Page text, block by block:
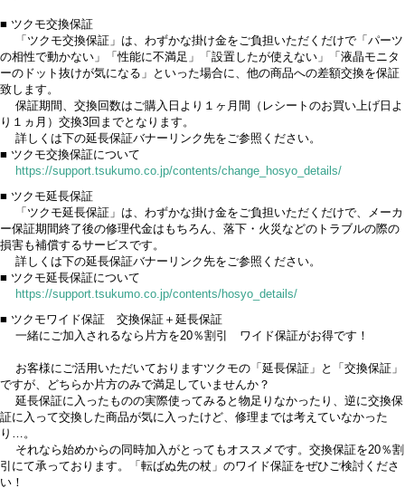
■ ツクモ交換保証
「ツクモ交換保証」は、わずかな掛け金をご負担いただくだけで「パーツ
の相性で動かない」「性能に不満足」「設置したが使えない」「液晶モニタ
ーのドット抜けが気になる」といった場合に、他の商品への差額交換を保証
致します。
保証期間、交換回数はご購入日より１ヶ月間（レシートのお買い上げ日よ
り１ヵ月）交換3回までとなります。
詳しくは下の延長保証バナーリンク先をご参照ください。
■ ツクモ交換保証について
https://support.tsukumo.co.jp/contents/change_hosyo_details/
■ ツクモ延長保証
「ツクモ延長保証」は、わずかな掛け金をご負担いただくだけで、メーカ
ー保証期間終了後の修理代金はもちろん、落下・火災などのトラブルの際の
損害も補償するサービスです。
詳しくは下の延長保証バナーリンク先をご参照ください。
■ ツクモ延長保証について
https://support.tsukumo.co.jp/contents/hosyo_details/
■ ツクモワイド保証 交換保証＋延長保証
一緒にご加入されるなら片方を20％割引 ワイド保証がお得です！
お客様にご活用いただいておりますツクモの「延長保証」と「交換保証」
ですが、どちらか片方のみで満足していませんか？
延長保証に入ったものの実際使ってみると物足りなかったり、逆に交換保
証に入って交換した商品が気に入ったけど、修理までは考えていなかった
り…。
それなら始めからの同時加入がとってもオススメです。交換保証を20％割
引にて承っております。「転ばぬ先の杖」のワイド保証をぜひご検討くださ
い！